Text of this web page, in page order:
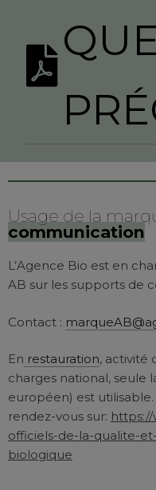
Usage de la
communication
L’Agence Bio est en
AB sur les supports de
Contact :
En restauration, activité
charges national, seule
européen) est
rendez-vous sur: https://
officiels-de-la-qualite-
biologique